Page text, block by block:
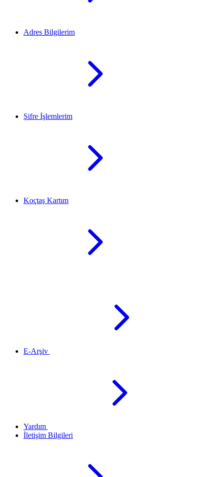
Adres Bilgilerim
Şifre İşlemlerim
Koçtaş Kartım
E-Arşiv
Yardım
İletişim Bilgileri